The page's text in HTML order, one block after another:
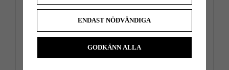
349 kr
Info Köp
7 849 kr
Info Köp
ENDAST NÖDVÄNDIGA
GODKÄNN ALLA